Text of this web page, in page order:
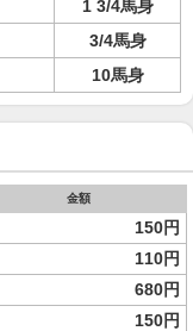
1 3/4馬身
3/4馬身
10馬身
金額
150円
110円
680円
150円